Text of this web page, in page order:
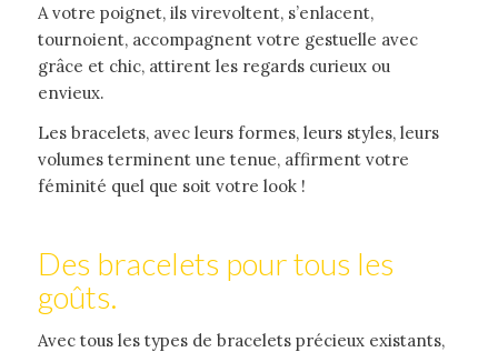
A votre poignet, ils virevoltent, s’enlacent,
tournoient, accompagnent votre gestuelle avec
grâce et chic, attirent les regards curieux ou
envieux.
Les bracelets, avec leurs formes, leurs styles, leurs
volumes terminent une tenue, affirment votre
féminité quel que soit votre look !
Des bracelets pour tous les
goûts.
Avec tous les types de bracelets précieux existants,